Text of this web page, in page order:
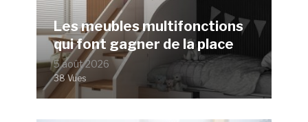
Les meubles multifonctions
qui font gagner de la place
5 août 2026
38 Vues